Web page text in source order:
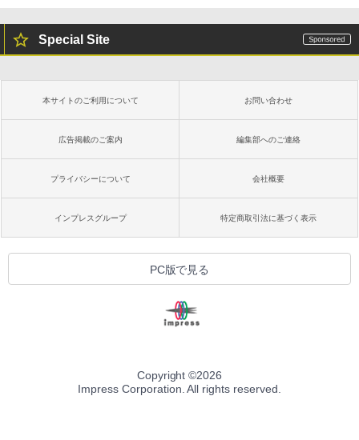
Special Site
本サイトのご利用について お問い合わせ
広告掲載のご案内 編集部へのご連絡
プライバシーについて 会社概要
インプレスグループ 特定商取引法に基づく表示
PC版で見る
Copyright ©2026
Impress Corporation. All rights reserved.